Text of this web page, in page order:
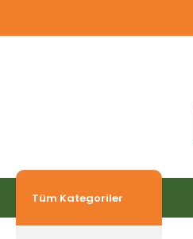
Tüm Kategoriler